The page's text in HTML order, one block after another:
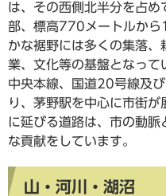
は、その西側北半分を占
部、標高770メートルか
かな裾野には多くの集落
業、文化等の基盤となって
中央本線、国道20号線及
り、茅野駅を中心に市街
に延びる道路は、市の動
な貢献をしています。
山・河川・湖沼